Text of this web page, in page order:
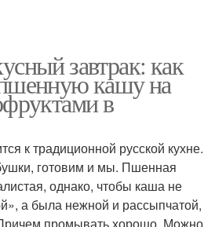
завтрак: как
кашу на
в
к традиционной русской кухне.
готовим и мы. Пшенная
однако, чтобы каша не
а была нежной и рассыпчатой,